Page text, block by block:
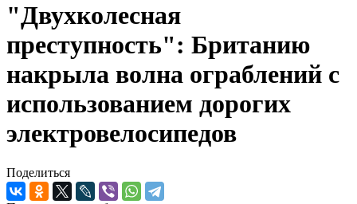
"Двухколесная
преступность": Британию
накрыла волна ограблений с
использованием дорогих
электровелосипедов
Поделиться